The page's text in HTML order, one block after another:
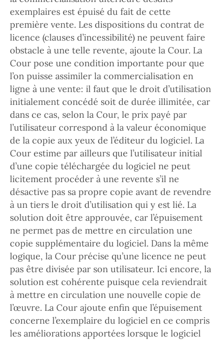
exemplaires est épuisé du fait de cette
première vente. Les dispositions du contrat de
licence (clauses d’incessibilité) ne peuvent faire
obstacle à une telle revente, ajoute la Cour. La
Cour pose une condition importante pour que
l’on puisse assimiler la commercialisation en
ligne à une vente: il faut que le droit d’utilisation
initialement concédé soit de durée illimitée, car
dans ce cas, selon la Cour, le prix payé par
l’utilisateur correspond à la valeur économique
de la copie aux yeux de l’éditeur du logiciel. La
Cour estime par ailleurs que l’utilisateur initial
d’une copie téléchargée du logiciel ne peut
licitement procéder à une revente s’il ne
désactive pas sa propre copie avant de revendre
à un tiers le droit d’utilisation qui y est lié. La
solution doit être approuvée, car l’épuisement
ne permet pas de mettre en circulation une
copie supplémentaire du logiciel. Dans la même
logique, la Cour précise qu’une licence ne peut
pas être divisée par son utilisateur. Ici encore, la
solution est cohérente puisque cela reviendrait
à mettre en circulation une nouvelle copie de
l’œuvre. La Cour ajoute enfin que l’épuisement
concerne l’exemplaire du logiciel en ce compris
les améliorations apportées lorsque le logiciel